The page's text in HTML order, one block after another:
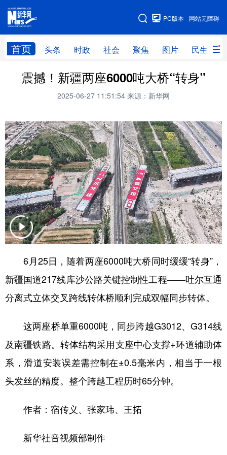
网站无障碍
PC版本
首页 头条 时政 社会 聚焦 图片 民生
网站地图
头条 时政 社会 聚焦
民生 访谈
访惠聚 专题 服务 援疆
云游新疆 云端悦读 云看书画 光影新疆
人事频道 融媒体联播 廉政频道 新华视角看新疆
地方频道
北京 天津 河北 山西
辽宁 吉林 上海 江苏
浙江 安徽 福建 江西
山东 河南 湖北 湖南
四川 贵州 云南 西藏
陕西 甘肃 青海 宁夏
多语种频道
English Español
震撼！新疆两座6000吨大桥“转身”
2025-06-27 11:51:54 来源：新华网
6月25日，随着两座6000吨大桥同时缓缓“转身”，
新疆国道217线库沙公路关键控制性工程——吐尔互通
分离式立体交叉跨线转体桥顺利完成双幅同步转体。
这两座桥单重6000吨，同步跨越G3012、G314线
及南疆铁路。转体结构采用支座中心支撑+环道辅助体
系，滑道安装误差需控制在±0.5毫米内，相当于一根
头发丝的精度。整个跨越工程历时65分钟。
作者：宿传义、张家玮、王拓
新华社音视频部制作